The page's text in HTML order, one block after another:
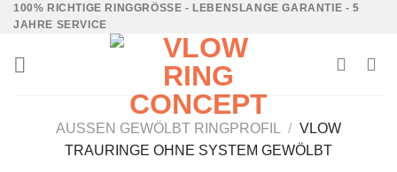
100% RICHTIGE RINGGRÖSSE - LEBENSLANGE GARANTIE - 5 J
AHRE SERVICE
AUSSEN GEWÖLBT RINGPROFIL / VLOW
TRAURINGE OHNE SYSTEM GEWÖLBT